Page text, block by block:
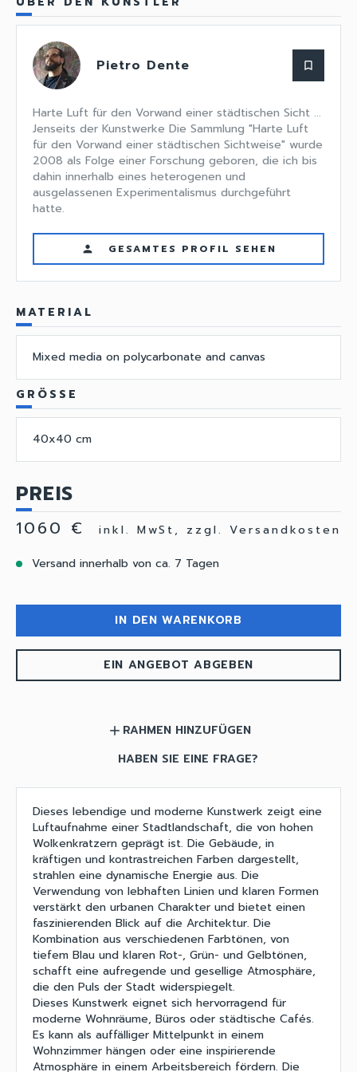
Pietro Dente bookmark_border
Harte Luft für den Vorwand einer städtischen Sicht ...
Jenseits der Kunstwerke Die Sammlung "Harte Luft
für den Vorwand einer städtischen Sichtweise" wurde
2008 als Folge einer Forschung geboren, die ich bis
dahin innerhalb eines heterogenen und
ausgelassenen Experimentalismus durchgeführt
hatte.
person GESAMTES PROFIL SEHEN
MATERIAL
Mixed media on polycarbonate and canvas
GRÖSSE
40x40 cm
PREIS
1060 €
inkl. MwSt, zzgl. Versandkosten
Versand innerhalb von ca. 7 Tagen
IN DEN WARENKORB
EIN ANGEBOT ABGEBEN
add RAHMEN HINZUFÜGEN
HABEN SIE EINE FRAGE?
Dieses lebendige und moderne Kunstwerk zeigt eine
Luftaufnahme einer Stadtlandschaft, die von hohen
Wolkenkratzern geprägt ist. Die Gebäude, in
kräftigen und kontrastreichen Farben dargestellt,
strahlen eine dynamische Energie aus. Die
Verwendung von lebhaften Linien und klaren Formen
verstärkt den urbanen Charakter und bietet einen
faszinierenden Blick auf die Architektur. Die
Kombination aus verschiedenen Farbtönen, von
tiefem Blau und klaren Rot-, Grün- und Gelbtönen,
schafft eine aufregende und gesellige Atmosphäre,
die den Puls der Stadt widerspiegelt.
Dieses Kunstwerk eignet sich hervorragend für
moderne Wohnräume, Büros oder städtische Cafés.
Es kann als auffälliger Mittelpunkt in einem
Wohnzimmer hängen oder eine inspirierende
Atmosphäre in einem Arbeitsbereich fördern. Die